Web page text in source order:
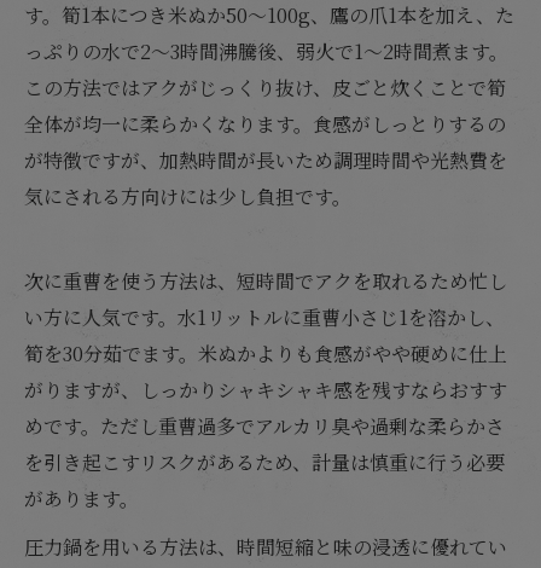
す。筍1本につき米ぬか50～100g、鷹の爪1本を加え、た
っぷりの水で2～3時間沸騰後、弱火で1～2時間煮ます。
この方法ではアクがじっくり抜け、皮ごと炊くことで筍
全体が均一に柔らかくなります。食感がしっとりするの
が特徴ですが、加熱時間が長いため調理時間や光熱費を
気にされる方向けには少し負担です。
次に重曹を使う方法は、短時間でアクを取れるため忙し
い方に人気です。水1リットルに重曹小さじ1を溶かし、
筍を30分茹でます。米ぬかよりも食感がやや硬めに仕上
がりますが、しっかりシャキシャキ感を残すならおすす
めです。ただし重曹過多でアルカリ臭や過剰な柔らかさ
を引き起こすリスクがあるため、計量は慎重に行う必要
があります。
圧力鍋を用いる方法は、時間短縮と味の浸透に優れてい